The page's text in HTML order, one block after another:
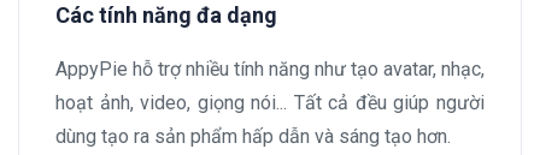
Các tính năng đa dạng
AppyPie hỗ trợ nhiều tính năng như tạo avatar, nhạc,
hoạt ảnh, video, giọng nói... Tất cả đều giúp người
dùng tạo ra sản phẩm hấp dẫn và sáng tạo hơn.